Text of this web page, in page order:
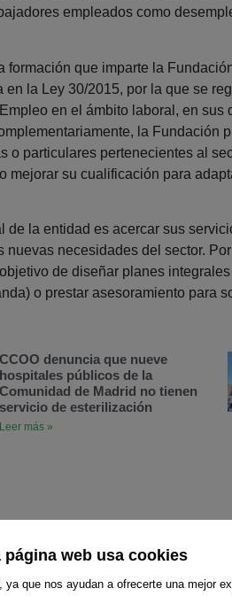
página web usa cookies
que nos ayudan a ofrecerte una mejor
empleados como
formación que imparte la
en la Ley 30/2015, por la que se
en el ámbito laboral, en sus
la Fundación
o particulares pertenecientes al
mejorar su cualificación para
de la entidad es acercar sus
nuevas necesidades del sector.
de diseñar planes
o prestar asesoramiento para
CCOO denuncia que nueve
hospitales públicos de la
Comunidad de Madrid no tienen
servicio de esterilización
Leer más »